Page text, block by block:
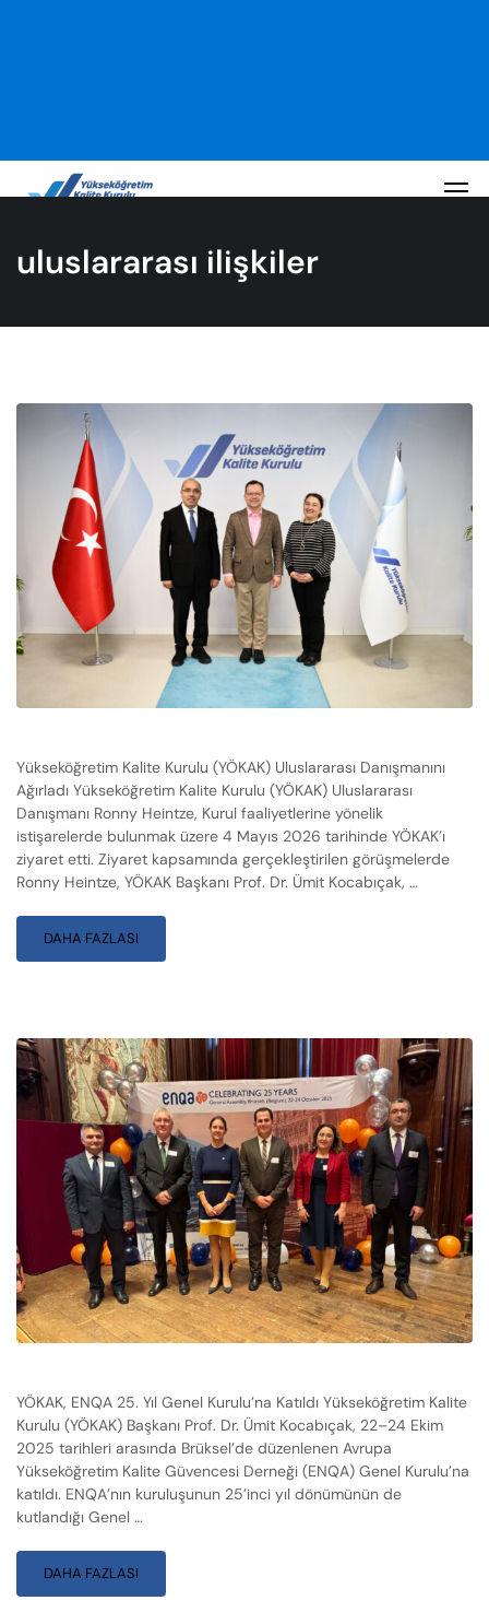
uluslararası ilişkiler
Yükseköğretim Kalite Kurulu (YÖKAK) Uluslararası Danışmanını
Ağırladı Yükseköğretim Kalite Kurulu (YÖKAK) Uluslararası
Danışmanı Ronny Heintze, Kurul faaliyetlerine yönelik
istişarelerde bulunmak üzere 4 Mayıs 2026 tarihinde YÖKAK’ı
ziyaret etti. Ziyaret kapsamında gerçekleştirilen görüşmelerde
Ronny Heintze, YÖKAK Başkanı Prof. Dr. Ümit Kocabıçak, …
DAHA FAZLASI
YÖKAK, ENQA 25. Yıl Genel Kurulu’na Katıldı Yükseköğretim Kalite
Kurulu (YÖKAK) Başkanı Prof. Dr. Ümit Kocabıçak, 22–24 Ekim
2025 tarihleri arasında Brüksel’de düzenlenen Avrupa
Yükseköğretim Kalite Güvencesi Derneği (ENQA) Genel Kurulu’na
katıldı. ENQA’nın kuruluşunun 25’inci yıl dönümünün de
kutlandığı Genel …
DAHA FAZLASI